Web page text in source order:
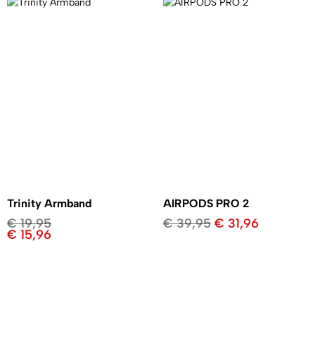
Trinity Armband
€19,95
€ 15,96
AIRPODS PRO 2
€39,95 € 31,96